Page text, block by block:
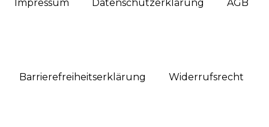
Impressum Daten­schutz­erklärung AGB
Barrierefreiheitserklärung Widerrufs­recht